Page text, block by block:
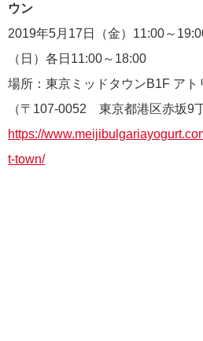
ウン
2019年5月17日（金）11:00～
（日）各日11:00～18:00
場所：東京ミッドタウンB1F アト
（〒107-0052 東京都港区赤坂9
https://
t-town/